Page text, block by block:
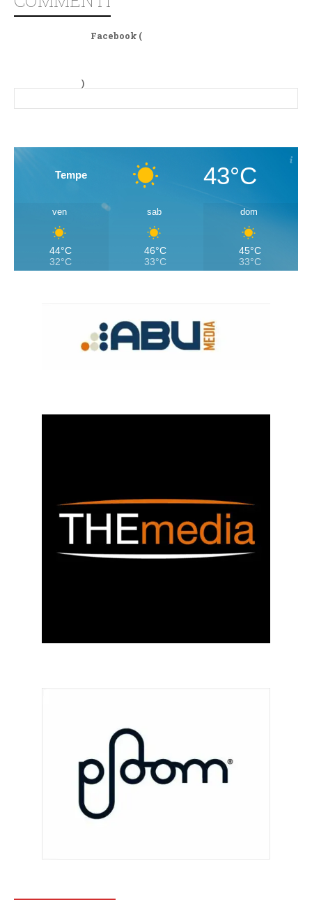
Facebook (
)
Tempe 43°C
ven
44°C
32°C
sab
46°C
33°C
dom
45°C
33°C